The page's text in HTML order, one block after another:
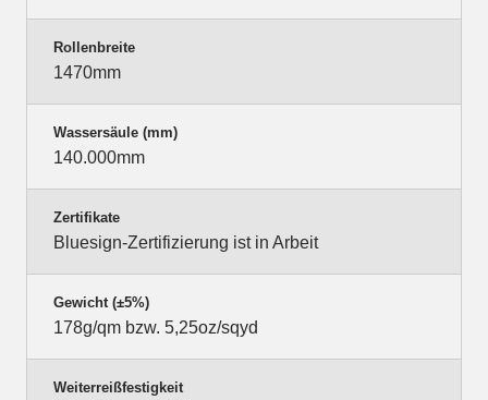
Rollenbreite
1470mm
Wassersäule (mm)
140.000mm
Zertifikate
Bluesign-Zertifizierung ist in Arbeit
Gewicht (±5%)
178g/qm bzw. 5,25oz/sqyd
Weiterreißfestigkeit